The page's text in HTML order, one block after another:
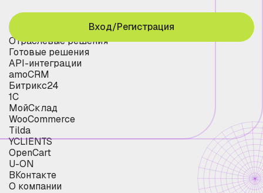
Отраслевые решения
Готовые решения
API-интеграции
amoCRM
Битрикс24
1С
МойСклад
WooCommerce
Tilda
YCLIENTS
OpenCart
U-ON
ВКонтакте
О компании
Вход/Регистрация